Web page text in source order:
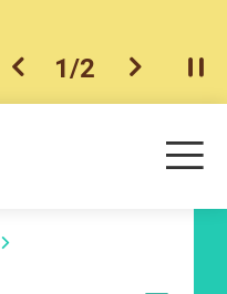
上一個
1/2 下一個開
目